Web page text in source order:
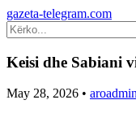
gazeta-telegram.com
Keisi dhe Sabiani
May 28, 2026 •